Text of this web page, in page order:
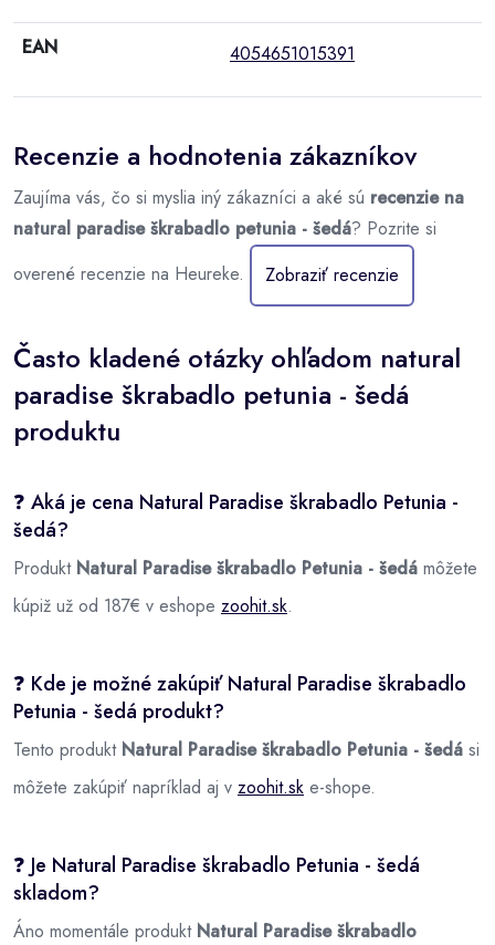
EAN 4054651015391
Recenzie a hodnotenia zákazníkov
Zaujíma vás, čo si myslia iný zákazníci a aké sú recenzie na
natural paradise škrabadlo petunia - šedá? Pozrite si
overené recenzie na Heureke.
Zobraziť recenzie
Často kladené otázky ohľadom natural
paradise škrabadlo petunia - šedá
produktu
❓ Aká je cena Natural Paradise škrabadlo Petunia -
šedá?
Produkt Natural Paradise škrabadlo Petunia - šedá môžete
kúpiž už od 187€ v eshope zoohit.sk.
❓ Kde je možné zakúpiť Natural Paradise škrabadlo
Petunia - šedá produkt?
Tento produkt Natural Paradise škrabadlo Petunia - šedá si
môžete zakúpiť napríklad aj v zoohit.sk e-shope.
❓ Je Natural Paradise škrabadlo Petunia - šedá
skladom?
Áno momentále produkt Natural Paradise škrabadlo